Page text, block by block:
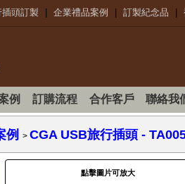
插頭訂製 企業禮品案例 訂製紀念品
例 訂購流程 合作客戶 聯絡我
例 >CGA USB旅行插頭 -
點擊圖片可放大